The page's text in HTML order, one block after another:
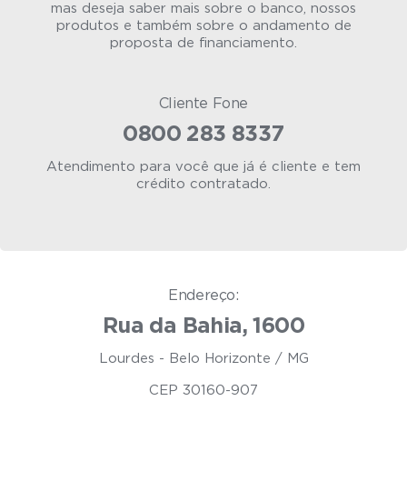
mas deseja saber mais sobre o banco, nossos
produtos e também sobre o andamento de
proposta de financiamento.
Cliente Fone
0800 283 8337
Atendimento para você que já é cliente e tem
crédito contratado.
Endereço:
Rua da Bahia, 1600
Lourdes - Belo Horizonte / MG
CEP 30160-907